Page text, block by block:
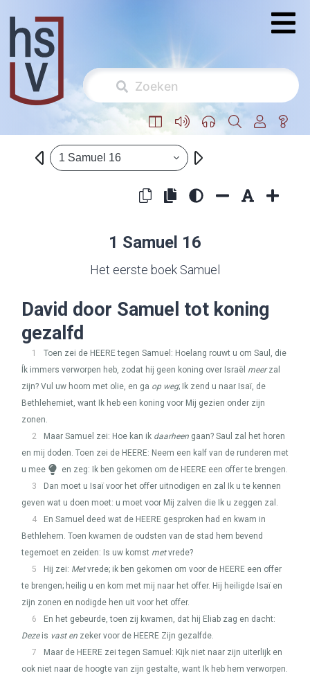
1 Samuel 16
1 Samuel 16
Het eerste boek Samuel
David door Samuel tot koning
gezalfd
1 Toen zei de HEEREtegen Samuel: Hoelang rouwt u om Saul, die
Ík immers verworpen heb, zodat hij geen koning over Israël meerzal
zijn? Vul uw hoorn met olie, en ga op weg; Ik zend u naar Isaï, de
Bethlehemiet, want Ik heb een koning voor Mij gezien onder zijn
zonen.
2
Maar Samuel zei: Hoe kan ik daarheen gaan? Saul zal het horen
en mij doden. Toen zei de HEERE: Neem een kalf van de runderen met
u mee
en zeg: Ik ben gekomen om de HEERE een offer te brengen.
3
Dan moet u Isaï voor het offer uitnodigen en zal Ik u te kennen
geven wat u doen moet: u moet voor Mij zalven die Ik u zeggen zal.
4
En Samuel deed wat de HEERE gesproken had en kwam in
Bethlehem. Toen kwamen de oudsten van de stad hem bevend
tegemoet en zeiden: Is uw komst metvrede?
5
Hij zei: Metvrede; ik ben gekomen om voor de HEERE een offer
te brengen; heilig u en kom met mij naar het offer. Hij heiligde Isaï en
zijn zonen en nodigde hen uit voor het offer.
6
En het gebeurde, toen zij kwamen, dat hij Eliab zag en dacht:
Dezeis vast en zeker voor de HEERE Zijn gezalfde.
7
Maar de HEERE zei tegen Samuel: Kijk niet naar zijn uiterlijk en
ook niet naar de hoogte van zijn gestalte, want Ik heb hem verworpen.